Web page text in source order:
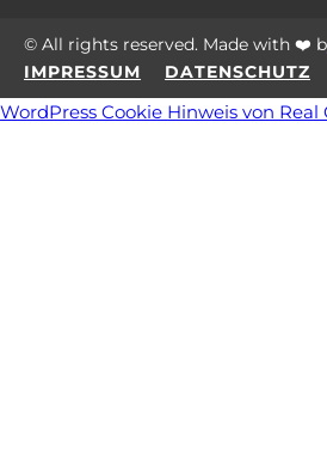
© All rights reserved. Made with ❤️
IMPRESSUM
DATENSCHUTZ
WordPress Cookie Hinweis von Real